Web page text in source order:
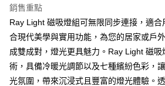
台新國際商業銀行
台灣樂天信用卡公司
元大商業銀行
玉山商業銀行
星展
台新國際商業銀行
台灣樂天信用卡公司
付款後全家取貨
每筆NT$80，滿NT$1,000(含以上)免運費
付款後7-11取貨
每筆NT$80，滿NT$1,000(含以上)免運費
銷售重點
Ray Light 磁吸燈組可無限同步連接，適
合現代美學與實用功能，為您的居家或戶
成雙成對，燈光更具魅力。Ray Light 磁
術，具備冷暖光調節以及七種繽紛色彩，
光氛圍，帶來沉浸式且豐富的燈光體驗。